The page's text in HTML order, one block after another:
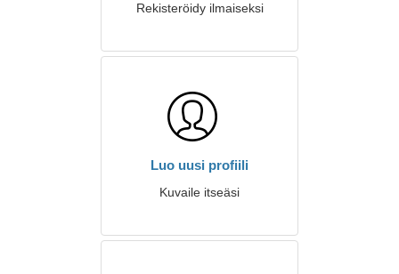
Rekisteröidy ilmaiseksi
Luo uusi profiili
Kuvaile itseäsi